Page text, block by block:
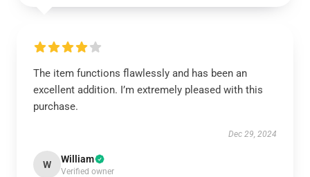
The item functions flawlessly and has been an
excellent addition. I’m extremely pleased with this
purchase.
Dec 29, 2024
W William
Verified owner